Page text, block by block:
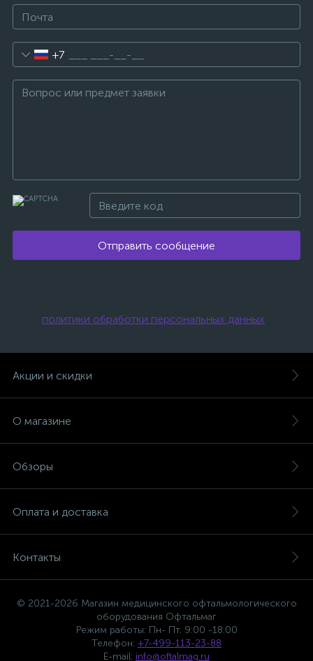
+7
Отправить сообщение
политики обработки персональных данных
Акции и скидки
О магазине
Обзоры
Оплата и доставка
Контакты
© 2021-2026 Магазин медицинского офтальмологического
оборудования Офтальмаг
Режим работы: Пн- Пт. 9:00 -18:00
Телефон: +7-499-113-23-88
E-mail: info@oftalmag.ru